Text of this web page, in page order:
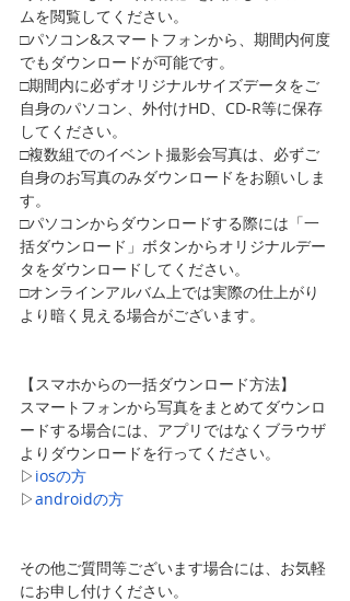
ムを閲覧してください。
□パソコン&スマートフォンから、期間内何度
でもダウンロードが可能です。
□期間内に必ずオリジナルサイズデータをご
自身のパソコン、外付けHD、CD-R等に保存
してください。
□複数組でのイベント撮影会写真は、必ずご
自身のお写真のみダウンロードをお願いしま
す。
□パソコンからダウンロードする際には「一
括ダウンロード」ボタンからオリジナルデー
タをダウンロードしてください。
□オンラインアルバム上では実際の仕上がり
より暗く見える場合がございます。
【スマホからの一括ダウンロード方法】
スマートフォンから写真をまとめてダウンロ
ードする場合には、アプリではなくブラウザ
よりダウンロードを行ってください。
▷ iosの方
▷androidの方
その他ご質問等ございます場合には、お気軽
にお申し付けください。